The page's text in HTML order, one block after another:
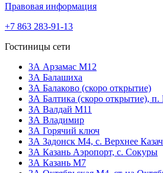
Правовая информация
+7 863 283-91-13
Гостиницы сети
3А Арзамас М12
3А Балашиха
3А Балаково (скоро открытие)
ЗА Балтика (скоро открытие), п.
ЗА Валдай M11
ЗА Владимир
3А Горячий ключ
3А Задонск М4, с. Верхнее
3А Казань Аэропорт, с. Сокуры
3А Казань М7